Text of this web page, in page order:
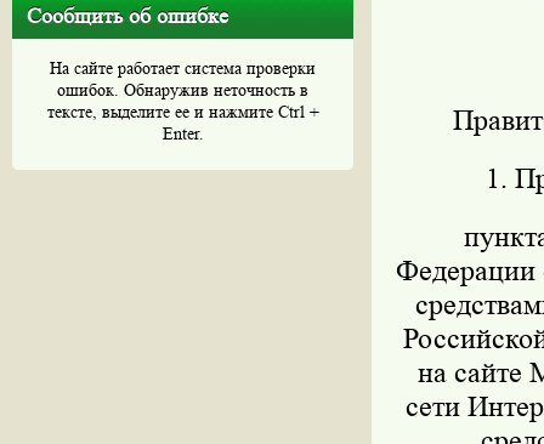
Сообщить об ошибке
На сайте работает система проверки
ошибок. Обнаружив неточность в
тексте, выделите ее и нажмите Ctrl +
Enter.
1.
Федерации
на сайте
сети